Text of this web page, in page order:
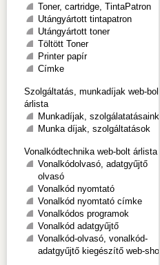
Toner, cartridge, TintaPatron
Utángyártott tintapatron
Utángyártott toner
Töltött Toner
Printer papír
Címke
Szolgáltatás, munkadíjak web-bolt
árlista
Munkadíjak, szolgálatatásaink
Munka díjak, szolgáltatások
Vonalkódtechnika web-bolt árlista
Vonalkódolvasó, adatgyűjtő
olvasó
Vonalkód nyomtató
Vonalkód nyomtató címke
Vonalkódos programok
Vonalkód adatgyűjtő
Vonalkód-olvasó, vonalkód-
adatgyűjtő kiegészítő web-shop